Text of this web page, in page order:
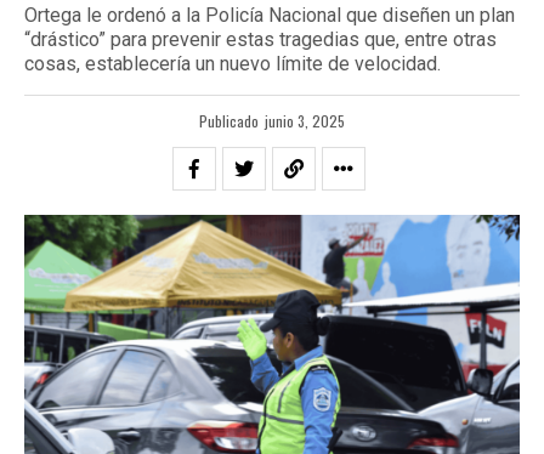
Ortega le ordenó a la Policía Nacional que diseñen un plan
“drástico” para prevenir estas tragedias que, entre otras
cosas, establecería un nuevo límite de velocidad.
Publicado junio 3, 2025